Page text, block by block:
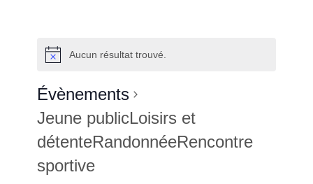
Aucun résultat trouvé.
Évènements
Jeune publicLoisirs et
détenteRandonnéeRencontre
sportive